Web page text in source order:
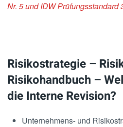
Nr. 5 und IDW Prüfungsstandard
Risikostrategie –
Risikohandbuch –
die Interne Revision?
Unternehmens- und